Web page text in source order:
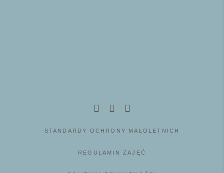
STANDARDY OCHRONY MAŁOLETNICH
REGULAMIN ZAJĘĆ